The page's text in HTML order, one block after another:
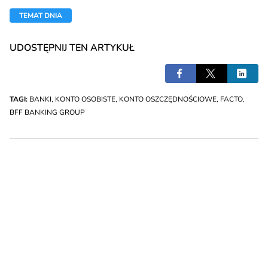
TEMAT DNIA
UDOSTĘPNIJ TEN ARTYKUŁ
TAGI: BANKI, KONTO OSOBISTE, KONTO OSZCZĘDNOŚCIOWE, FACTO,
BFF BANKING GROUP